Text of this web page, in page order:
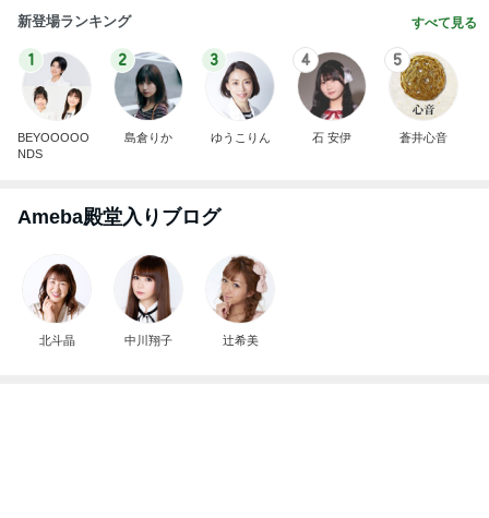
新登場ランキング すべて見る
1
BEYOOOOO
NDS
2
島倉りか
3
ゆうこりん
4
石 安伊
5
蒼井心音
Ameba殿堂入りブログ
北斗晶 中川翔子 辻希美